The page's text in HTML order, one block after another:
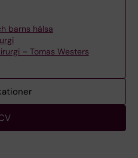
barns hälsa
– Tomas Westers